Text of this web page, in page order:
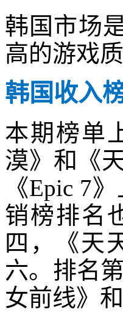
韩国市场
高的游戏
韩国收入
本期榜单
漠》和《
《Epic 7
销榜排名
四，《天
六。排名
女前线》